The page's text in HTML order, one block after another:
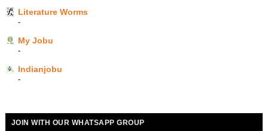
Literature Worms
-
My Jobu
-
Indianjobu
-
JOIN WITH OUR WHATSAPP GROUP